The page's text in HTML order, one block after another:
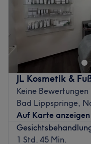
JL Kosmetik &
Keine Bewertungen
Bad Lippspringe,
Auf Karte anzeigen
1 Std. 45 Min.